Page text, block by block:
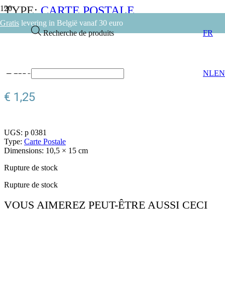
Gratis levering in België vanaf 30 euro
Recherche de produits
FR
NLEN
TYPE:CARTE POSTALE
RETOURNER
Tintin
€ 1,25
UGS: p 0381
Type: Carte Postale
Dimensions: 10,5 × 15 cm
Rupture de stock
Rupture de stock
VOUS AIMEREZ PEUT-ÊTRE AUSSI CECI